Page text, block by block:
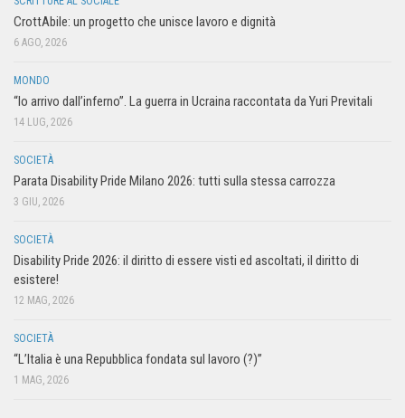
CrottAbile: un progetto che unisce lavoro e dignità
6 AGO, 2026
MONDO
“Io arrivo dall’inferno”. La guerra in Ucraina raccontata da Yuri Previtali
14 LUG, 2026
SOCIETÀ
Parata Disability Pride Milano 2026: tutti sulla stessa carrozza
3 GIU, 2026
SOCIETÀ
Disability Pride 2026: il diritto di essere visti ed ascoltati, il diritto di
esistere!
12 MAG, 2026
SOCIETÀ
“L’Italia è una Repubblica fondata sul lavoro (?)”
1 MAG, 2026